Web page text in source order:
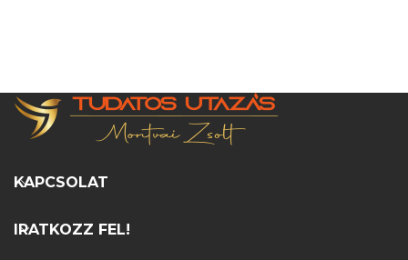
KAPCSOLAT
IRATKOZZ FEL!